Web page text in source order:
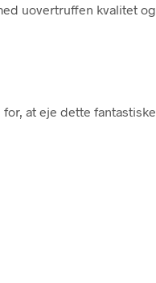
uovertruffen kvalitet
at eje dette